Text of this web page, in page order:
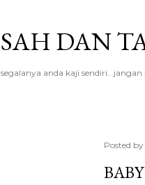
SAH DAN
segalanya anda kaji sendiri.. jangan
Posted by